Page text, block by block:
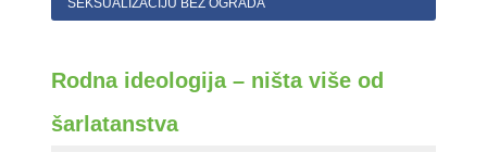
SEKSUALIZACIJU BEZ OGRADA
Rodna ideologija – ništa više od
šarlatanstva